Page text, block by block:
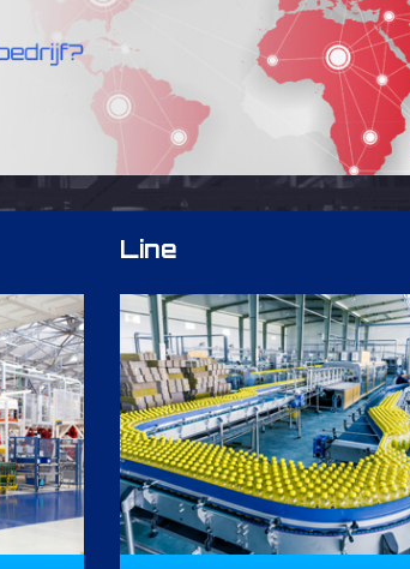
Line